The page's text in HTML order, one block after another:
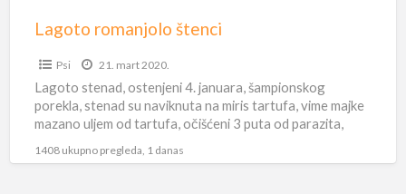
Lagoto romanjolo štenci
Psi 21. mart 2020.
Lagoto stenad, ostenjeni 4. januara, šampionskog
porekla, stenad su naviknuta na miris tartufa, vime majke
mazano uljem od tartufa, očišćeni 3 puta od parazita,
1408 ukupno pregleda, 1 danas